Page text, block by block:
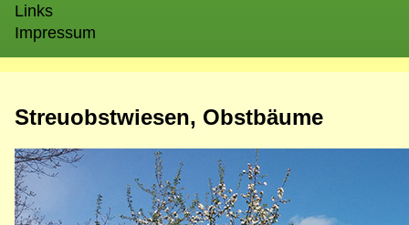
Links
Impressum
Streuobstwiesen, Obstbäume
Bild